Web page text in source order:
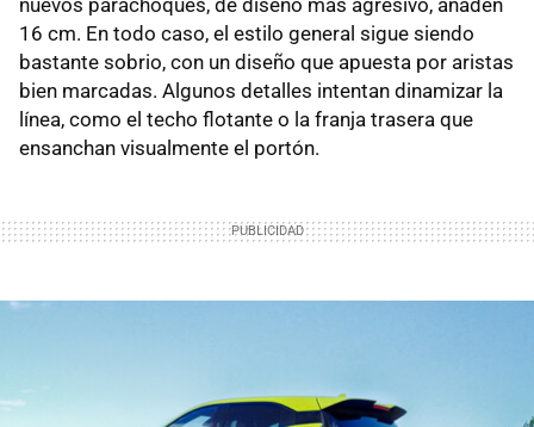
nuevos parachoques, de diseño más agresivo, añaden
16 cm. En todo caso, el estilo general sigue siendo
bastante sobrio, con un diseño que apuesta por aristas
bien marcadas. Algunos detalles intentan dinamizar la
línea, como el techo flotante o la franja trasera que
ensanchan visualmente el portón.